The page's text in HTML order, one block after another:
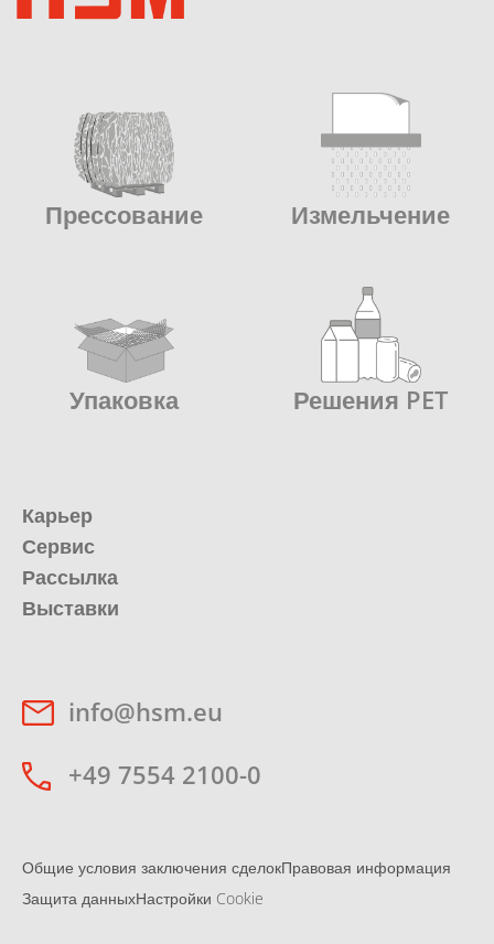
Прессование Измельчение
Упаковка Решения PET
Карьер
Сервис
Рассылка
Выставки
info@hsm.eu
+49 7554 2100-0
Общие условия заключения сделокПравовая информация
Защита данныхНастройки Cookie